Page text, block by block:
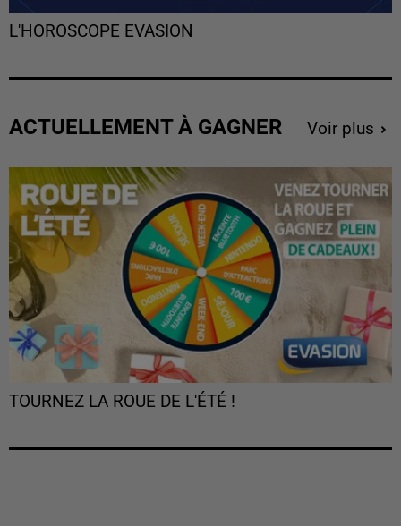
L'HOROSCOPE EVASION
ACTUELLEMENT À GAGNER Voir plus
TOURNEZ LA ROUE DE L'ÉTÉ !